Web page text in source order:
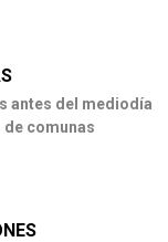
antes del mediodía
comunas